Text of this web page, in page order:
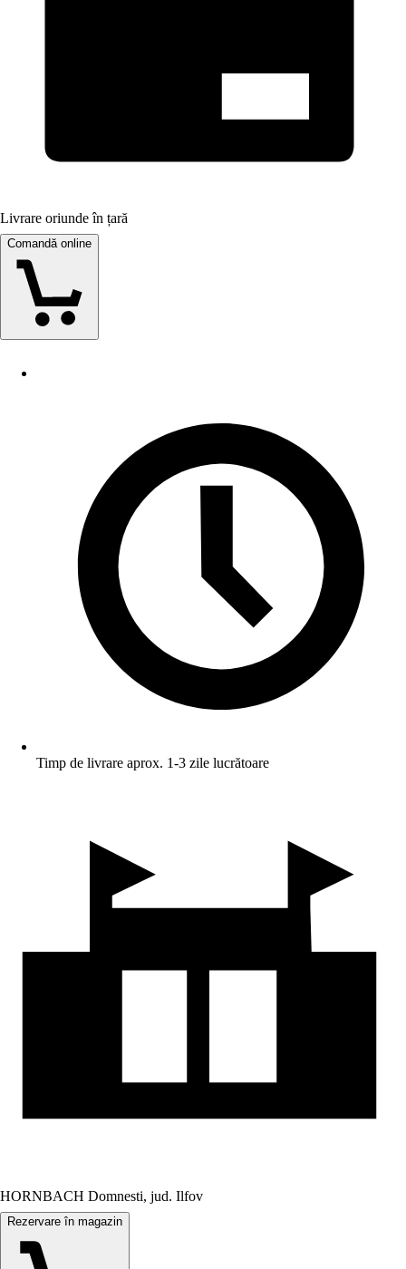
Livrare oriunde în țară
Comandă online
Timp de livrare aprox. 1-3 zile lucrătoare
HORNBACH Domnesti, jud. Ilfov
Rezervare în magazin